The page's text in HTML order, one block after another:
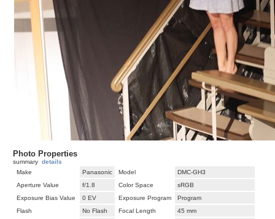
Photo Properties
summary details
Make
Panasonic Model
DMC-GH3
Aperture Value
f/1.8 Color Space
sRGB
Exposure Bias Value
0 EV Exposure Program
Program
Flash
No Flash Focal Length
45 mm